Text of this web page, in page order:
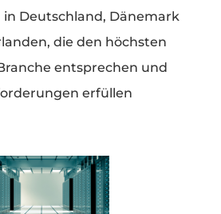
Deutschland, Dänemark
die den höchsten
entsprechen und
erfüllen